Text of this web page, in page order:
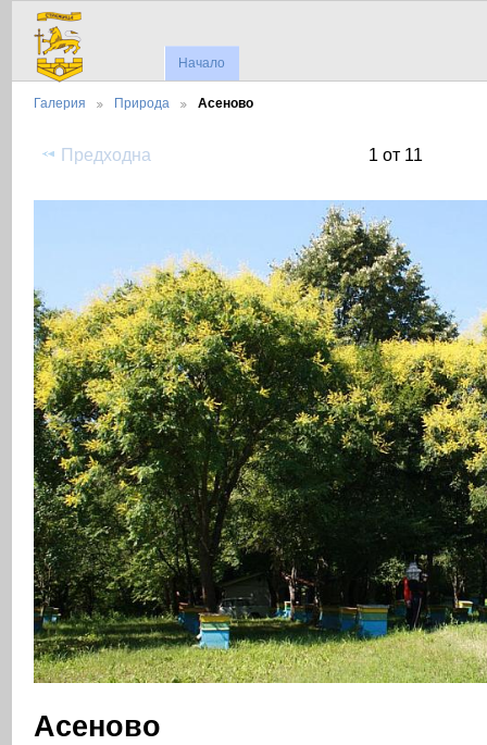
Начало
Галерия Природа Асеново
Предходна 1 от 11
Асеново